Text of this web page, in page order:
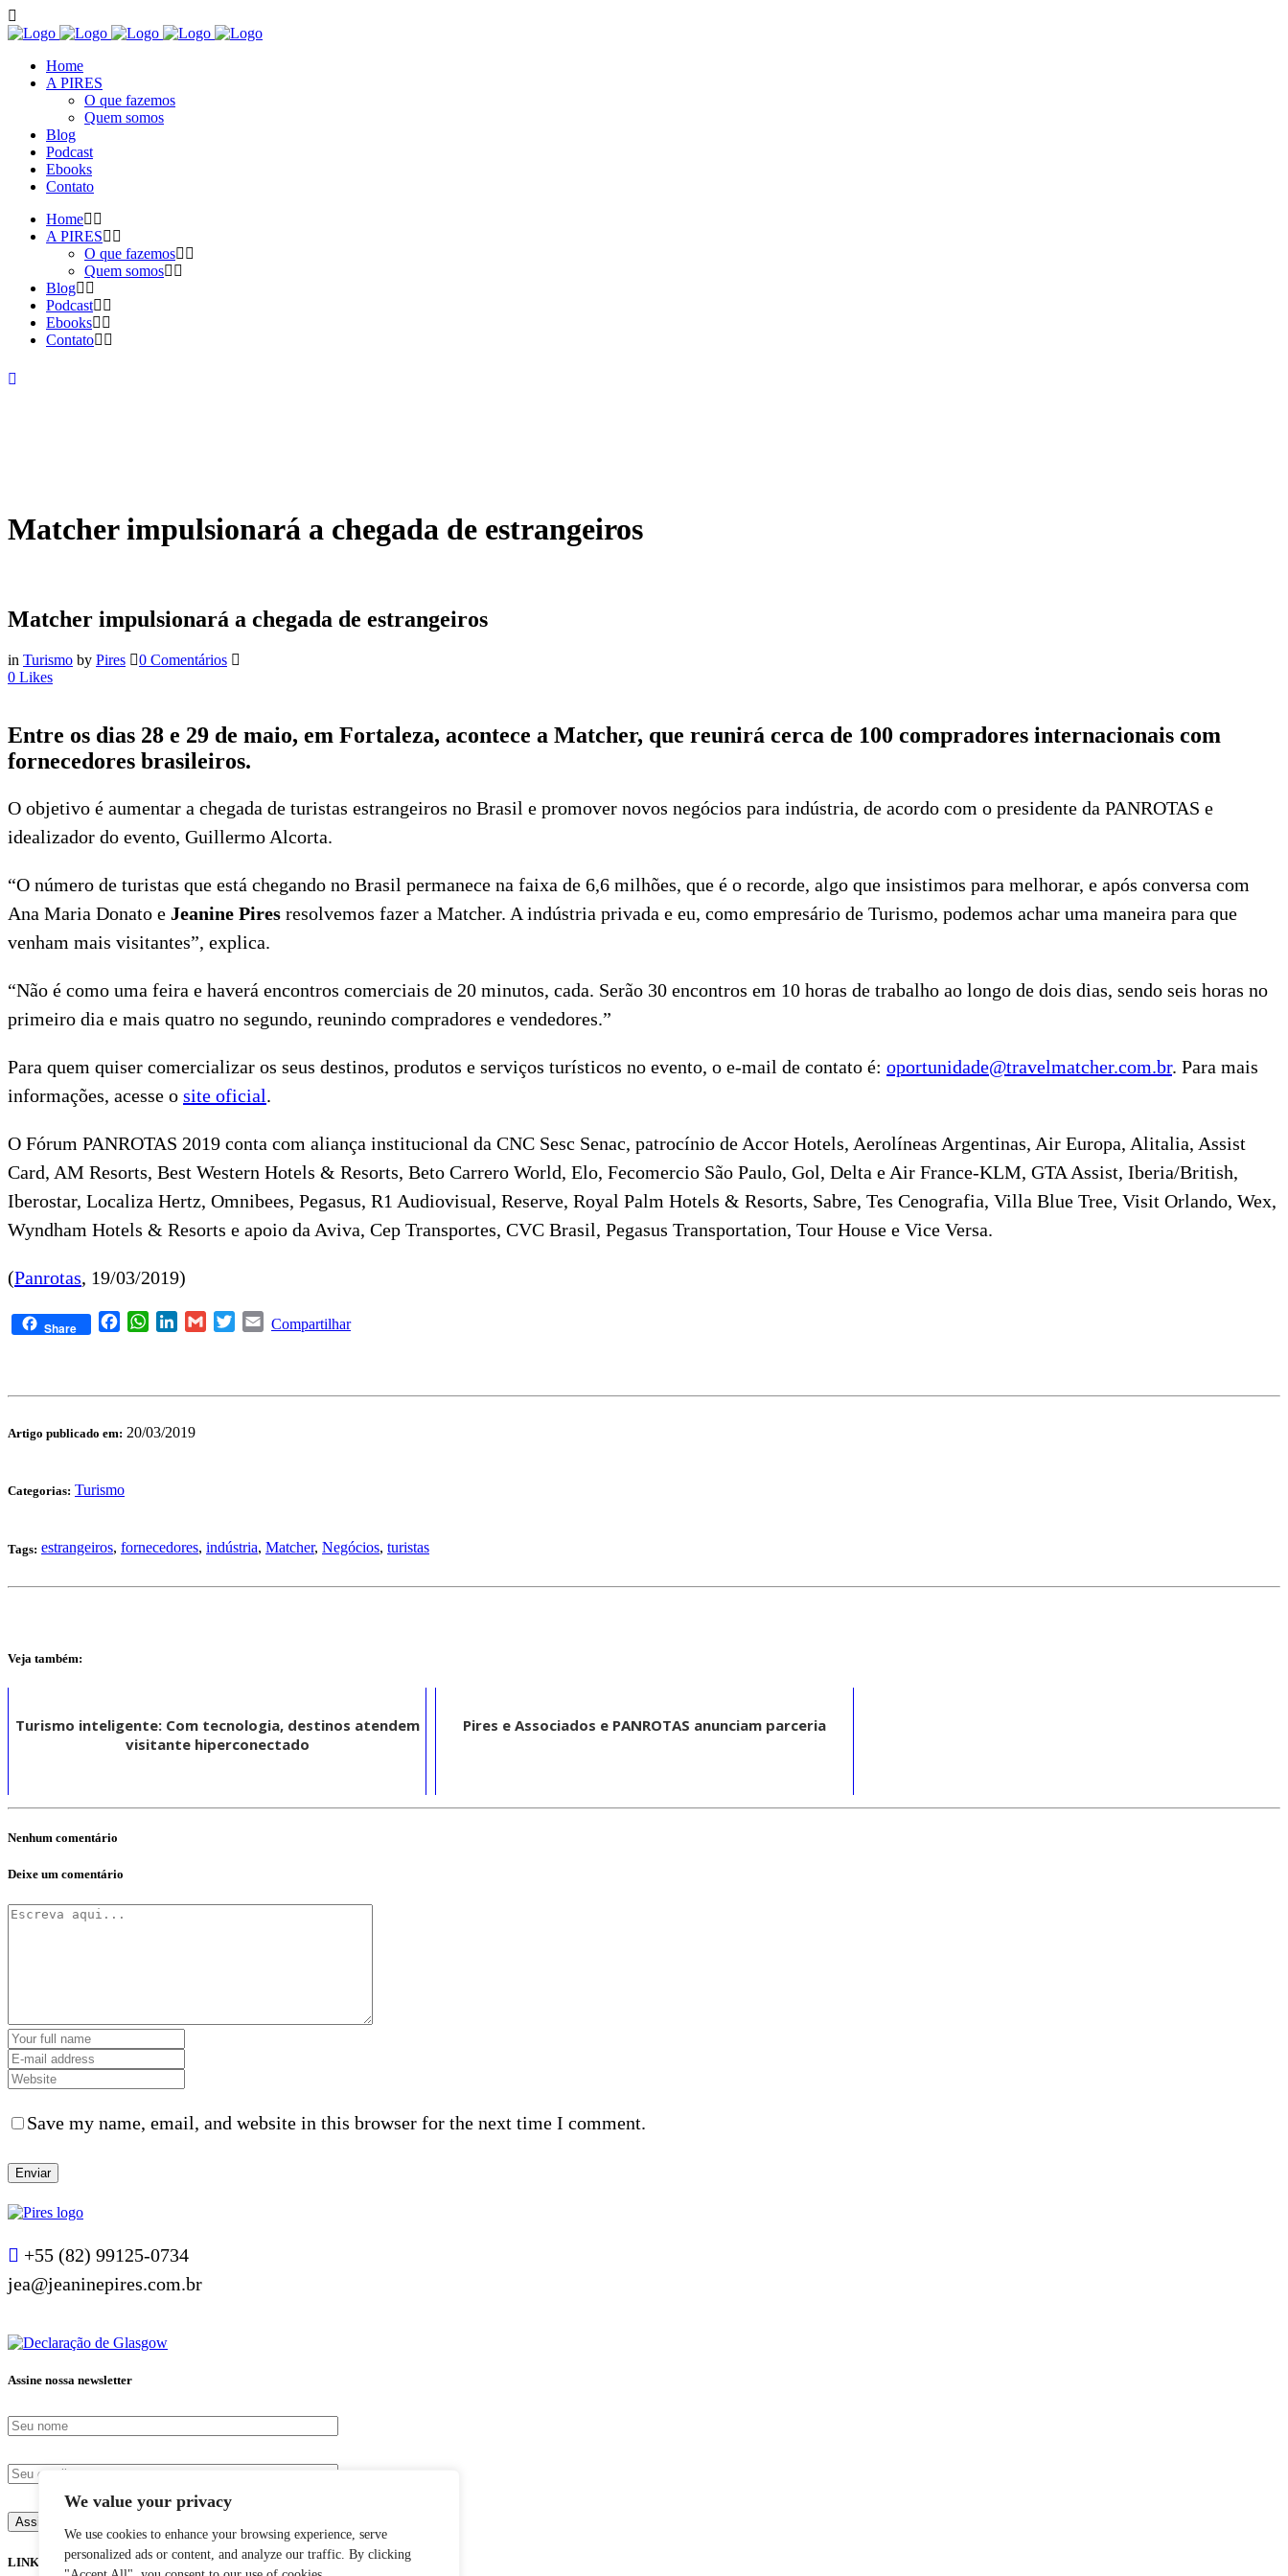
We value your privacy
We use cookies to enhance your browsing experience, serve
personalized ads or content, and analyze our traffic. By clicking
Home
A PIRES
O que fazemos
Quem somos
Blog
Podcast
Ebooks
Contato
Home
A PIRES
O que fazemos
Quem somos
Blog
Podcast
Ebooks
Contato
Matcher impulsionará a chegada de estrangeiros
Matcher impulsionará a chegada de estrangeiros
in Turismo by Pires
0 Comentários
0 Likes
Entre os dias 28 e 29 de maio, em Fortaleza, acontece a Matcher, que reunirá cerca de 100 compradores internacionais com
fornecedores brasileiros.
O objetivo é aumentar a chegada de turistas estrangeiros no Brasil e promover novos negócios para indústria, de acordo com o presidente da PANROTAS e
idealizador do evento, Guillermo Alcorta.
“O número de turistas que está chegando no Brasil permanece na faixa de 6,6 milhões, que é o recorde, algo que insistimos para melhorar, e após conversa com
Ana Maria Donato e Jeanine Pires resolvemos fazer a Matcher. A indústria privada e eu, como empresário de Turismo, podemos achar uma maneira para que
venham mais visitantes”, explica.
“Não é como uma feira e haverá encontros comerciais de 20 minutos, cada. Serão 30 encontros em 10 horas de trabalho ao longo de dois dias, sendo seis horas no
primeiro dia e mais quatro no segundo, reunindo compradores e vendedores.”
Para quem quiser comercializar os seus destinos, produtos e serviços turísticos no evento, o e-mail de contato é: oportunidade@travelmatcher.com.br. Para mais
informações, acesse o site oficial.
O Fórum PANROTAS 2019 conta com aliança institucional da CNC Sesc Senac, patrocínio de Accor Hotels, Aerolíneas Argentinas, Air Europa, Alitalia, Assist
Card, AM Resorts, Best Western Hotels & Resorts, Beto Carrero World, Elo, Fecomercio São Paulo, Gol, Delta e Air France-KLM, GTA Assist, Iberia/British,
Iberostar, Localiza Hertz, Omnibees, Pegasus, R1 Audiovisual, Reserve, Royal Palm Hotels & Resorts, Sabre, Tes Cenografia, Villa Blue Tree, Visit Orlando, Wex,
Wyndham Hotels & Resorts e apoio da Aviva, Cep Transportes, CVC Brasil, Pegasus Transportation, Tour House e Vice Versa.
(Panrotas, 19/03/2019)
Share FacebookWhatsAppLinkedIn
Gmail TwitterEmail
Compartilhar
Artigo publicado em: 20/03/2019
Categorias: Turismo
Tags: estrangeiros, fornecedores, indústria, Matcher, Negócios, turistas
Veja também:
Turismo inteligente: Com tecnologia, destinos atendem
visitante hiperconectado
Pires e Associados e PANROTAS anunciam parceria
Nenhum comentário
Deixe um comentário
Save my name, email, and website in this browser for the next time I comment.
+55 (82) 99125-0734
jea@jeaninepires.com.br
Assine nossa newsletter
LINKS